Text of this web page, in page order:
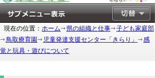
現在の位置： ホーム 県の組織と仕事
子ども家庭部
鳥取療育園
児童発達支援センター「きらり」
感
覚と玩具・遊びについて